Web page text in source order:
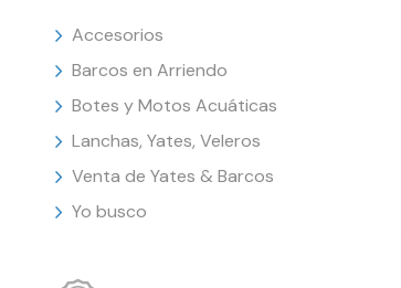
Accesorios
Barcos en Arriendo
Botes y Motos Acuáticas
Lanchas, Yates, Veleros
Venta de Yates & Barcos
Yo busco